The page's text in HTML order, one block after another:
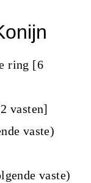
ring [6
vasten]
vaste)
vaste)